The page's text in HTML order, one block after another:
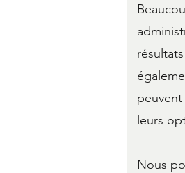
leurs
Nous